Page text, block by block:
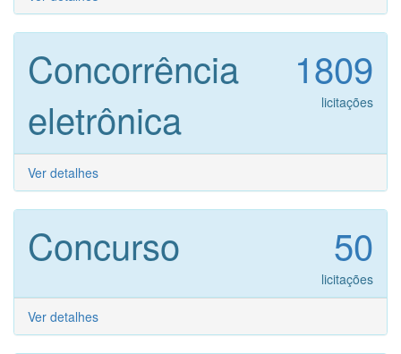
Concorrência
eletrônica
1809
licitações
Ver detalhes
Concurso 50
licitações
Ver detalhes